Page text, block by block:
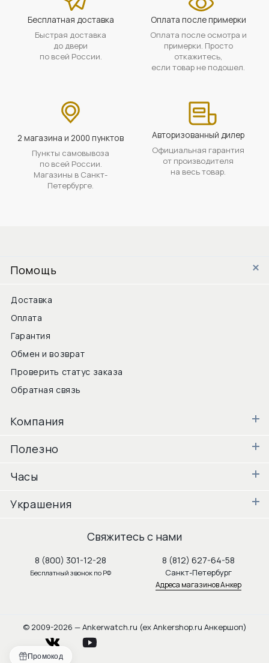
Промокод
Бесплатная доставка
Быстрая доставка
до двери
по всей России.
Оплата после примерки
Оплата после осмотра и
примерки. Просто
откажитесь,
если товар не подошел.
2 магазина и 2000 пунктов
Пункты самовывоза
по всей России.
Магазины в Санкт-
Петербурге.
Авторизованный дилер
Официальная гарантия
от производителя
на весь товар.
Помощь
Доставка
Оплата
Гарантия
Обмен и возврат
Проверить статус заказа
Обратная связь
Компания
Полезно
Часы
Украшения
Свяжитесь с нами
8 (800) 301-12-28
Бесплатный звонок по РФ
8 (812) 627-64-58
Санкт-Петербург
Адреса магазинов Анкер
© 2009-2026 — Ankerwatch.ru (ex Ankershop.ru Анкершоп)
vkontakte youtube